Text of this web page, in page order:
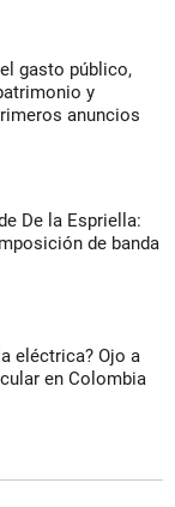
gasto público,
y
anuncios
De la Espriella:
de banda
eléctrica? Ojo a
en Colombia